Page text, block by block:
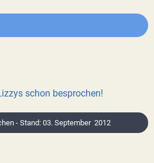
schon besprochen!
- Stand: 03. September 2012